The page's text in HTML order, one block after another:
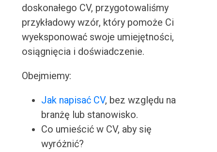
doskonałego CV, przygotowaliśmy
przykładowy wzór, który pomoże Ci
wyeksponować swoje umiejętności,
osiągnięcia i doświadczenie.
Obejmiemy:
Jak napisać CV, bez względu na
branżę lub stanowisko.
Co umieścić w CV, aby się
wyróżnić?